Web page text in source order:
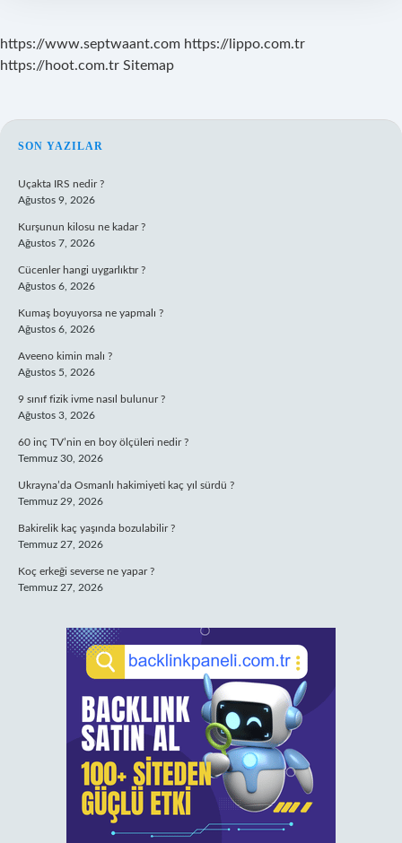
https://www.septwaant.com https://lippo.com.tr
https://hoot.com.tr Sitemap
SIDEBAR
SON YAZILAR
Uçakta IRS nedir ?
Ağustos 9, 2026
Kurşunun kilosu ne kadar ?
Ağustos 7, 2026
Cücenler hangi uygarlıktır ?
Ağustos 6, 2026
Kumaş boyuyorsa ne yapmalı ?
Ağustos 6, 2026
Aveeno kimin malı ?
Ağustos 5, 2026
9 sınıf fizik ivme nasıl bulunur ?
Ağustos 3, 2026
60 inç TV’nin en boy ölçüleri nedir ?
Temmuz 30, 2026
Ukrayna’da Osmanlı hakimiyeti kaç yıl sürdü ?
Temmuz 29, 2026
Bakirelik kaç yaşında bozulabilir ?
Temmuz 27, 2026
Koç erkeği severse ne yapar ?
Temmuz 27, 2026